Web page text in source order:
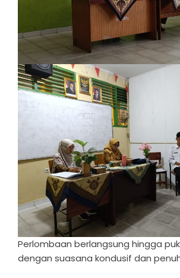
Perlombaan berlangsung hingga
dengan suasana kondusif dan